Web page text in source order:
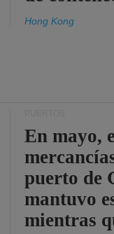
Hong Kong
En mayo,
puerto de
mantuvo
mientras